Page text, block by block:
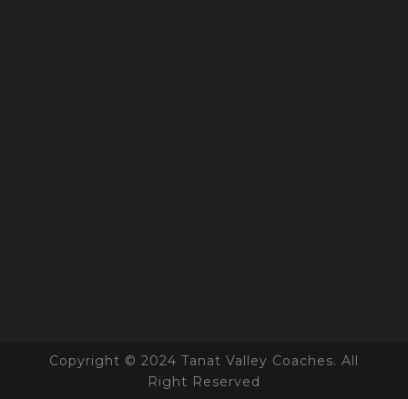
Copyright © 2024 Tanat Valley Coaches. All
Right Reserved